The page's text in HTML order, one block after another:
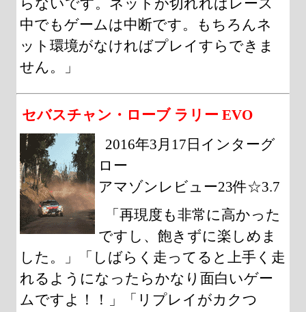
中でもゲームは中断です。もちろんネ
ット環境がなければプレイすらできま
せん。」
セバスチャン・ローブ ラリー EVO
2016年3月17日インターグ
ロー
アマゾンレビュー23件☆3.7
「再現度も非常に高かった
ですし、飽きずに楽しめま
した。」「しばらく走ってると上手く走
れるようになったらかなり面白いゲー
ムですよ！！」「リプレイがカクつ